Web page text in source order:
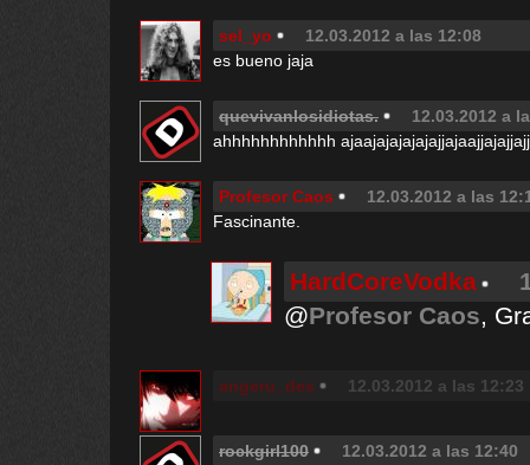
sel_yo
12.03.2012 a las 12:08
es bueno jaja
quevivanlosidiotas.
12.03.2012 a
ahhhhhhhhhhhh
Profesor Caos
12.03.2012 a las
Fascinante.
HardCoreVodka
@Profesor Caos,
angeru_des 12.03.2012 a las 12:23
rockgirl100
12.03.2012 a las 12:40